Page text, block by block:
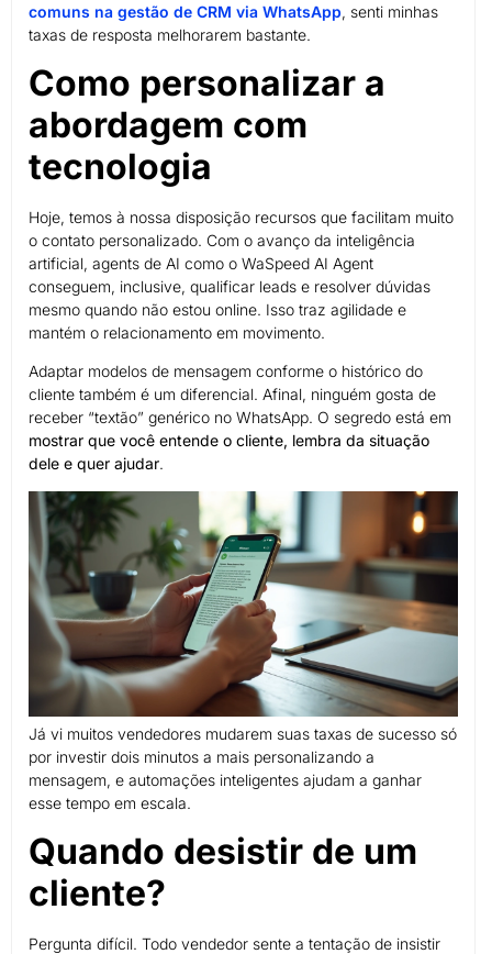
comuns na gestão de CRM via WhatsApp, senti minhas
taxas de resposta melhorarem bastante.
Como personalizar a
abordagem com
tecnologia
Hoje, temos à nossa disposição recursos que facilitam muito
o contato personalizado. Com o avanço da inteligência
artificial, agents de AI como o WaSpeed AI Agent
conseguem, inclusive, qualificar leads e resolver dúvidas
mesmo quando não estou online. Isso traz agilidade e
mantém o relacionamento em movimento.
Adaptar modelos de mensagem conforme o histórico do
cliente também é um diferencial. Afinal, ninguém gosta de
receber “textão” genérico no WhatsApp. O segredo está em
mostrar que você entende o cliente, lembra da situação
dele e quer ajudar.
Já vi muitos vendedores mudarem suas taxas de sucesso só
por investir dois minutos a mais personalizando a
mensagem, e automações inteligentes ajudam a ganhar
esse tempo em escala.
Quando desistir de um
cliente?
Pergunta difícil. Todo vendedor sente a tentação de insistir